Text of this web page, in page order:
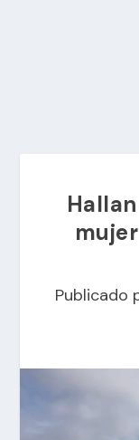
Publicado